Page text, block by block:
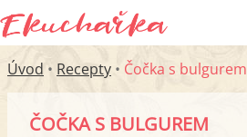
Úvod • Recepty • Čočka s bulgurem
ČOČKA S BULGUREM